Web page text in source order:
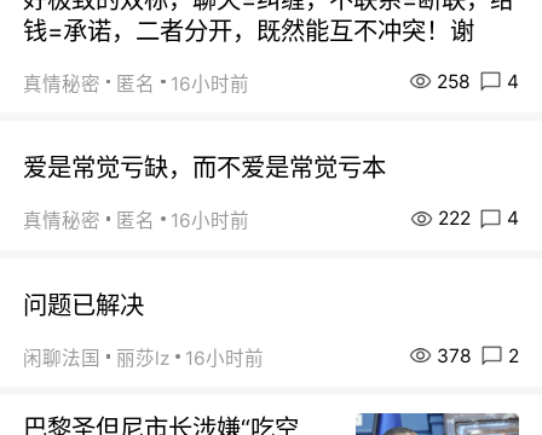
钱=承诺，二者分开，既然能互不冲突！谢
真情秘密 匿名 16小时前 258 4
爱是常觉亏缺，而不爱是常觉亏本
真情秘密 匿名 16小时前 222 4
问题已解决
闲聊法国 丽莎lz 16小时前 378 2
巴黎圣但尼市长涉嫌“吃空